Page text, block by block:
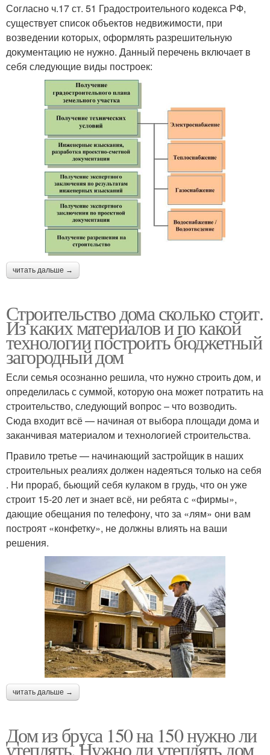
Согласно ч.17 ст. 51 Градостроительного кодекса РФ,
существует список объектов недвижимости, при
возведении которых, оформлять разрешительную
документацию не нужно. Данный перечень включает в
себя следующие виды построек:
читать дальше →
Строительство дома сколько стоит.
Из каких материалов и по какой
технологии построить бюджетный
загородный дом
Если семья осознанно решила, что нужно строить дом, и
определилась с суммой, которую она может потратить на
строительство, следующий вопрос – что возводить.
Сюда входит всё — начиная от выбора площади дома и
заканчивая материалом и технологией строительства.
Правило третье — начинающий застройщик в наших
строительных реалиях должен надеяться только на себя
. Ни прораб, бьющий себя кулаком в грудь, что он уже
строит 15-20 лет и знает всё, ни ребята с «фирмы»,
дающие обещания по телефону, что за «лям» они вам
построят «конфетку», не должны влиять на ваши
решения.
читать дальше →
Дом из бруса 150 на 150 нужно ли
утеплять. Нужно ли утеплять дом